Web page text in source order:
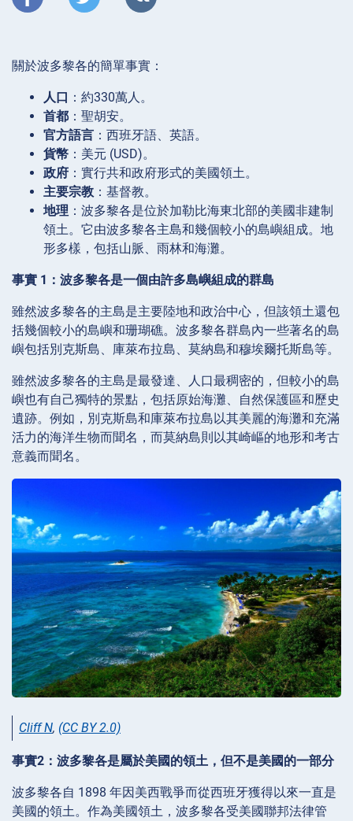
關於波多黎各的簡單事實：
人口 ：約330萬人。
首都 ：聖胡安。
官方語言 ：西班牙語、英語。
貨幣 ：美元 (USD)。
政府 ：實行共和政府形式的美國領土。
主要宗教 ：基督教。
地理 ：波多黎各是位於加勒比海東北部的美國非建制
領土。它由波多黎各主島和幾個較小的島嶼組成。地
形多樣，包括山脈、雨林和海灘。
事實 1：波多黎各是一個由許多島嶼組成的群島
雖然波多黎各的主島是主要陸地和政治中心，但該領土還包
括幾個較小的島嶼和珊瑚礁。波多黎各群島內一些著名的島
嶼包括別克斯島、庫萊布拉島、莫納島和穆埃爾托斯島等。
雖然波多黎各的主島是最發達、人口最稠密的，但較小的島
嶼也有自己獨特的景點，包括原始海灘、自然保護區和歷史
遺跡。例如，別克斯島和庫萊布拉島以其美麗的海灘和充滿
活力的海洋生物而聞名，而莫納島則以其崎嶇的地形和考古
意義而聞名。
Cliff N, (CC BY 2.0)
事實2：波多黎各是屬於美國的領土，但不是美國的一部分
波多黎各自 1898 年因美西戰爭而從西班牙獲得以來一直是
美國的領土。作為美國領土，波多黎各受美國聯邦法律管